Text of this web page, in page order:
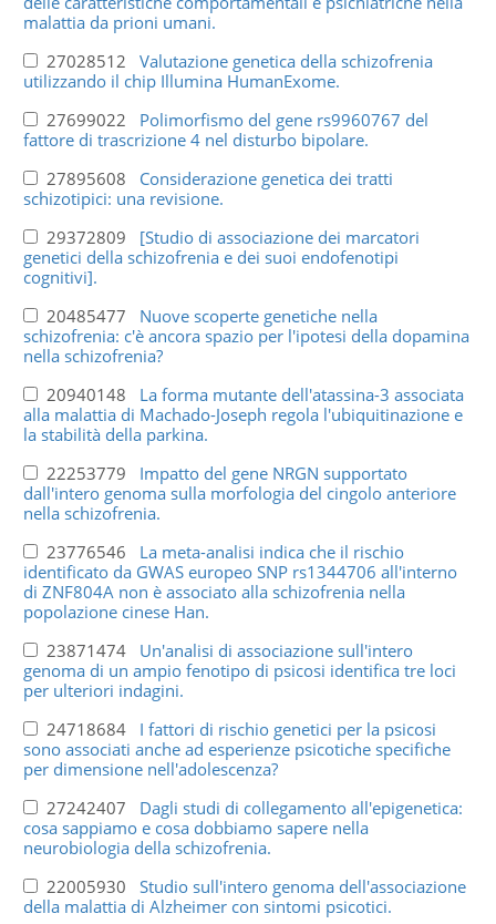
malattia da prioni umani.
27028512 Valutazione genetica della schizofrenia
utilizzando il chip Illumina HumanExome.
27699022 Polimorfismo del gene rs9960767 del
fattore di trascrizione 4 nel disturbo bipolare.
27895608 Considerazione genetica dei tratti
schizotipici: una revisione.
29372809 [Studio di associazione dei marcatori
genetici della schizofrenia e dei suoi endofenotipi
cognitivi].
20485477 Nuove scoperte genetiche nella
schizofrenia: c'è ancora spazio per l'ipotesi della dopamina
nella schizofrenia?
20940148 La forma mutante dell'atassina-3 associata
alla malattia di Machado-Joseph regola l'ubiquitinazione e
la stabilità della parkina.
22253779 Impatto del gene NRGN supportato
dall'intero genoma sulla morfologia del cingolo anteriore
nella schizofrenia.
23776546 La meta-analisi indica che il rischio
identificato da GWAS europeo SNP rs1344706 all'interno
di ZNF804A non è associato alla schizofrenia nella
popolazione cinese Han.
23871474 Un'analisi di associazione sull'intero
genoma di un ampio fenotipo di psicosi identifica tre loci
per ulteriori indagini.
24718684 I fattori di rischio genetici per la psicosi
sono associati anche ad esperienze psicotiche specifiche
per dimensione nell'adolescenza?
27242407 Dagli studi di collegamento all'epigenetica:
cosa sappiamo e cosa dobbiamo sapere nella
neurobiologia della schizofrenia.
22005930 Studio sull'intero genoma dell'associazione
della malattia di Alzheimer con sintomi psicotici.